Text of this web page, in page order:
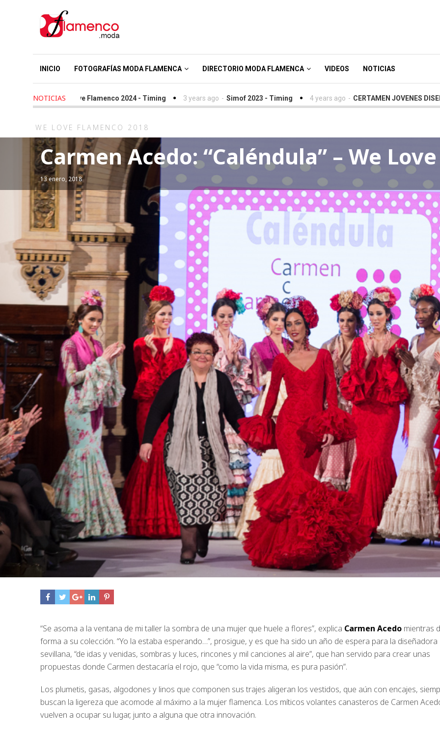
INICIO FOTOGRAFÍAS MODA FLAMENCA DIRECTORIO MODA FLAMENCA VIDEOS NOTICIAS
NOTICIAS
We Love Flamenco 2024 - Timing 3 years ago - Simof 2023 - Timing 4 years ago - CERTAMEN JOVENES DISEÑADORES
WE LOVE FLAMENCO 2018
Carmen Acedo: “Caléndula” – We
13 enero, 2018
“Se asoma a la ventana de mi taller la sombra de una mujer que huele a flores”, explica Carmen Acedo mientras
forma a su colección. “Yo la estaba esperando…”, prosigue, y es que ha sido un año de espera para la diseñadora
sevillana, “de idas y venidas, sombras y luces, rincones y mil canciones al aire”, que han servido para crear unas
propuestas donde Carmen destacaría el rojo, que “como la vida misma, es pura pasión”.
Los plumetis, gasas, algodones y linos que componen sus trajes aligeran los vestidos, que aún con encajes,
buscan la ligereza que acomode al máximo a la mujer flamenca. Los míticos volantes canasteros de Carmen
vuelven a ocupar su lugar, junto a alguna que otra innovación.